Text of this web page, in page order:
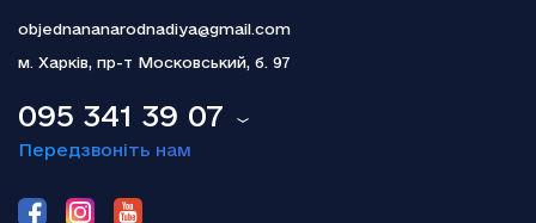
095 341 39 07
Передзвоніть нам
objednananarodnadiya@gmail.com
м. Харків, пр-т Московський, б. 97